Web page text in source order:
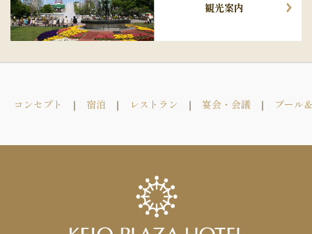
観光案内
コンセプト 宿泊 レストラン 宴会・会議 プール